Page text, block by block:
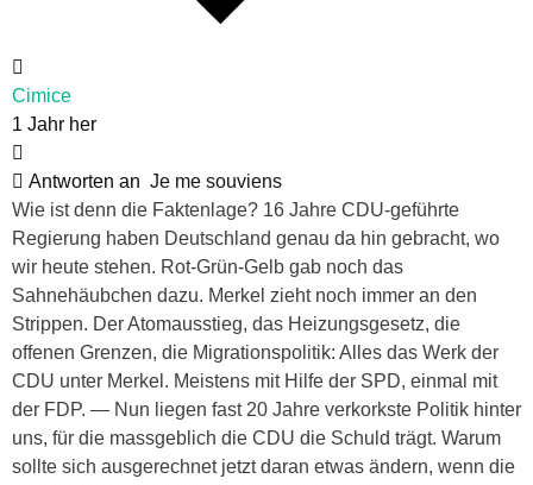
Cimice
1 Jahr her
Antworten an Je me souviens
Wie ist denn die Faktenlage? 16 Jahre CDU-geführte
Regierung haben Deutschland genau da hin gebracht, wo
wir heute stehen. Rot-Grün-Gelb gab noch das
Sahnehäubchen dazu. Merkel zieht noch immer an den
Strippen. Der Atomausstieg, das Heizungsgesetz, die
offenen Grenzen, die Migrationspolitik: Alles das Werk der
CDU unter Merkel. Meistens mit Hilfe der SPD, einmal mit
der FDP. — Nun liegen fast 20 Jahre verkorkste Politik hinter
uns, für die massgeblich die CDU die Schuld trägt. Warum
sollte sich ausgerechnet jetzt daran etwas ändern, wenn die